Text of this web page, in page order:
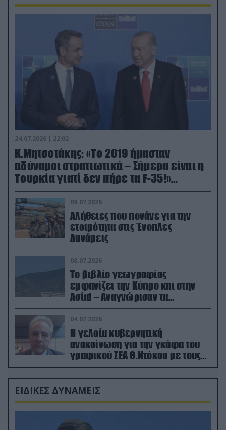
24.07.2026 | 22:02
Κ.Μητσοτάκης: «Το 2019 ήμασταν
αδύναμοι στρατιωτικά – Σήμερα είναι η
Τουρκία γιατί δεν πήρε τα F-35!»
(βίντεο)
09.07.2026
Αλήθειες που πονάνε για την
ετοιμότητα στις Ένοπλες
Δυνάμεις
08.07.2026
Το βιβλίο γεωγραφίας
εμφανίζει την Κύπρο και στην
Ασία! – Αναγνώρισαν τα
κατεχόμενα; (φωτο)
04.07.2026
Η γελοία κυβερνητική
ανακοίνωση για την γκάφα του
γραφικού ΣΕΑ Θ.Ντόκου με τους
Ρώσους φαρσέρ
ΕΙΔΙΚΕΣ ΔΥΝΑΜΕΙΣ